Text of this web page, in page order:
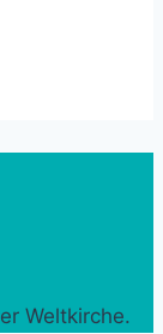
Weltkirche.